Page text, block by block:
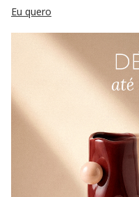
Eu quero